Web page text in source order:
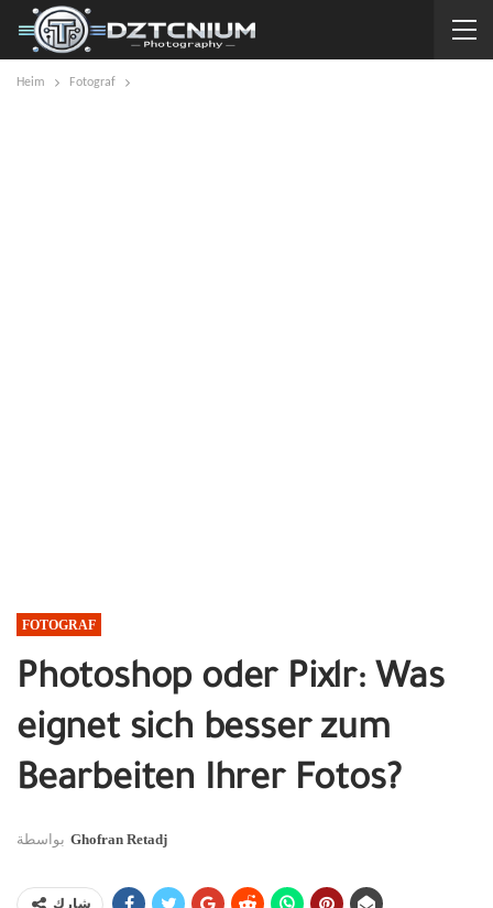
Heim Fotograf
FOTOGRAF
Photoshop oder Pixlr: Was
eignet sich besser zum
Bearbeiten Ihrer Fotos?
Ghofran Retadj
شارك